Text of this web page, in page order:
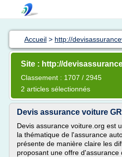
Accueil > http://
Site : http://
Classement : 1707 / 2945
2 articles sélectionnés
Devis assurance voiture
Devis assurance voiture.org est
la thématique de l'assurance
présente de manière claire les
proposant une offre d'assurance